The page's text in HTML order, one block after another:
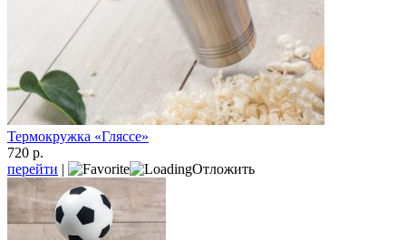
Термокружка «Гляссе»
720 р.
перейти | Отложить